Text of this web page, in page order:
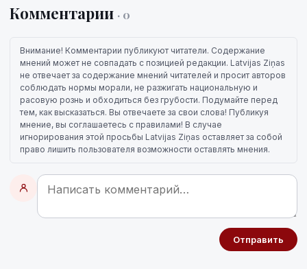
Комментарии · 0
Внимание! Комментарии публикуют читатели. Содержание
мнений может не совпадать с позицией редакции. Latvijas Ziņas
не отвечает за содержание мнений читателей и просит авторов
соблюдать нормы морали, не разжигать национальную и
расовую рознь и обходиться без грубости. Подумайте перед
тем, как высказаться. Вы отвечаете за свои слова! Публикуя
мнение, вы соглашаетесь с правилами! В случае
игнорирования этой просьбы Latvijas Ziņas оставляет за собой
право лишить пользователя возможности оставлять мнения.
Отправить